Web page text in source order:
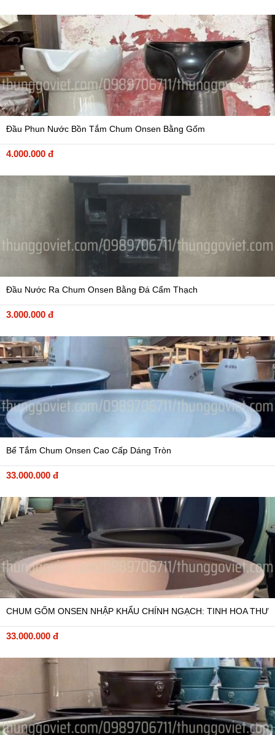
Đầu Phun Nước Bồn Tắm Chum Onsen Bằng Gốm
4.000.000 đ
Đầu Nước Ra Chum Onsen Bằng Đá Cẩm Thạch
3.000.000 đ
Bể Tắm Chum Onsen Cao Cấp Dáng Tròn
33.000.000 đ
CHUM GỐM ONSEN NHẬP KHẨU CHÍNH NGẠCH: TINH HOA THƯ
33.000.000 đ